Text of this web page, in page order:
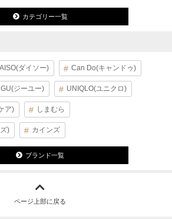
カテゴリー一覧
ダイソー) Can Do(キャンドゥ)
GU(ジーユー) UNIQLO(ユニクロ)
ア) しまむら
) カインズ
ブランド一覧
ページ上部に戻る